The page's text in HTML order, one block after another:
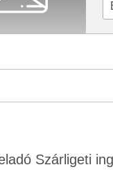
Szárligeti